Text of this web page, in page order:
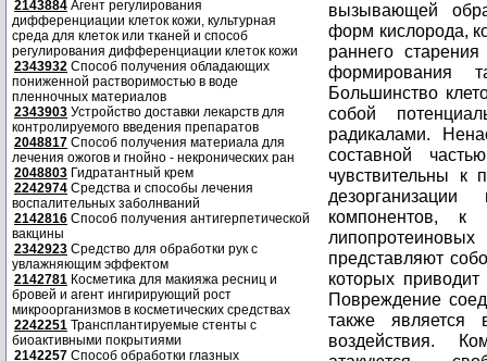
2143884 Агент регулирования
дифференциации клеток кожи, культурная
среда для клеток или тканей и способ
регулирования дифференциации клеток кожи
2343932 Способ получения обладающих
пониженной растворимостью в воде
пленночных материалов
2343903 Устройство доставки лекарств для
контролируемого введения препаратов
2048817 Способ получения материала для
лечения ожогов и гнойно - некронических ран
2048803 Гидратантный крем
2242974 Средства и способы лечения
воспалительных заболнваний
2142816 Способ получения антигерпетической
вакцины
2342923 Средство для обработки рук с
увлажняющим эффектом
2142781 Косметика для макияжа ресниц и
бровей и агент ингирирующий рост
микроорганизмов в косметических средствах
2242251 Трансплантируемые стенты с
биоактивными покрытиями
2142257 Способ обработки глазных
вызывающей
форм кислорода,
раннего
формирования
Большинство
собой
радикалами.
составной
чувствительны к
компонентов, к
представляют
которых
Повреждение
также является
воздействия.